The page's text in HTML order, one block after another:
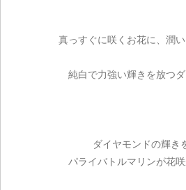
真っすぐに咲くお花に、潤い
純白で力強い輝きを放つダ
ダイヤモンドの輝き
パライバトルマリンが花